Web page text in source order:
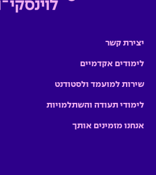
יצירת קשר
לימודים אקדמיים
שירות למועמד ולסטודנט
לימודי תעודה והשתלמויות
אנחנו מזמינים אותך